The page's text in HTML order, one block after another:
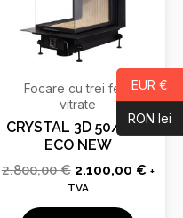
Focare cu trei fete
vitrate
CRYSTAL 3D 50/70 –
ECO NEW
2.800,00€ 2.100,00 € +
TVA
EUR €
RON lei